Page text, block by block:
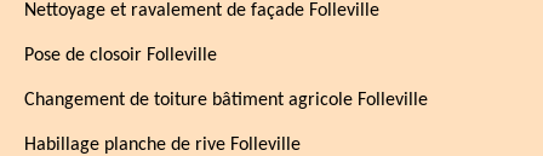
Nettoyage et ravalement de façade Folleville
Pose de closoir Folleville
Changement de toiture bâtiment agricole Folleville
Habillage planche de rive Folleville